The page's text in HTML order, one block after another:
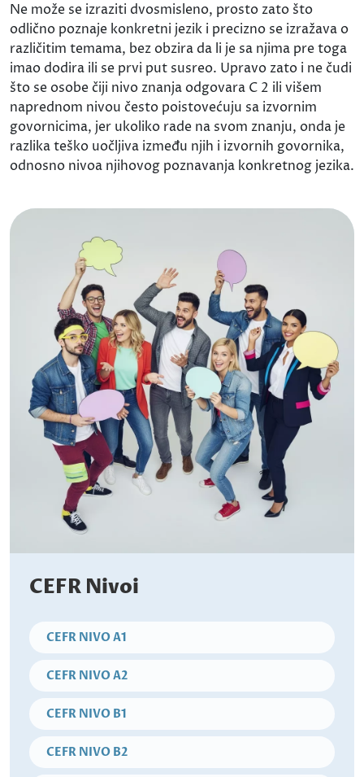
Ne može se izraziti dvosmisleno, prosto zato što
odlično poznaje konkretni jezik i precizno se izražava o
različitim temama, bez obzira da li je sa njima pre toga
imao dodira ili se prvi put susreo. Upravo zato i ne čudi
što se osobe čiji nivo znanja odgovara C 2 ili višem
naprednom nivou često poistovećuju sa izvornim
govornicima, jer ukoliko rade na svom znanju, onda je
razlika teško uočljiva između njih i izvornih govornika,
odnosno nivoa njihovog poznavanja konkretnog jezika.
CEFR Nivoi
CEFR NIVO A1
CEFR NIVO A2
CEFR NIVO B1
CEFR NIVO B2